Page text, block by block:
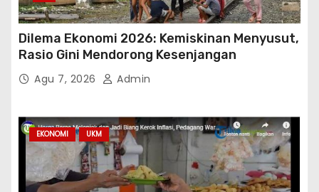
Dilema Ekonomi 2026: Kemiskinan Menyusut,
Rasio Gini Mendorong Kesenjangan
Agu 7, 2026 Admin
EKONOMI UKM